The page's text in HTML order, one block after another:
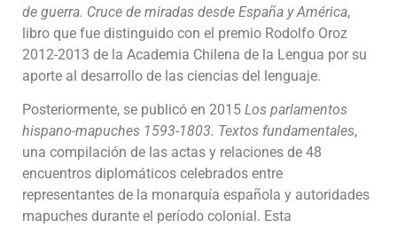
de guerra. Cruce de miradas desde España y América,
libro que fue distinguido con el premio Rodolfo Oroz
2012-2013 de la Academia Chilena de la Lengua por su
aporte al desarrollo de las ciencias del lenguaje.
Posteriormente, se publicó en 2015 Los parlamentos
hispano-mapuches 1593-1803. Textos fundamentales,
una compilación de las actas y relaciones de 48
encuentros diplomáticos celebrados entre
representantes de la monarquía española y autoridades
mapuches durante el período colonial. Esta